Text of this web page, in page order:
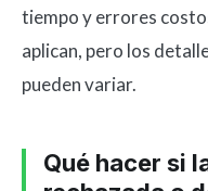
tiempo y errores
aplican, pero los
pueden variar.
Qué hacer si